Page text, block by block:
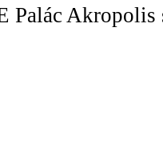
Akropolis